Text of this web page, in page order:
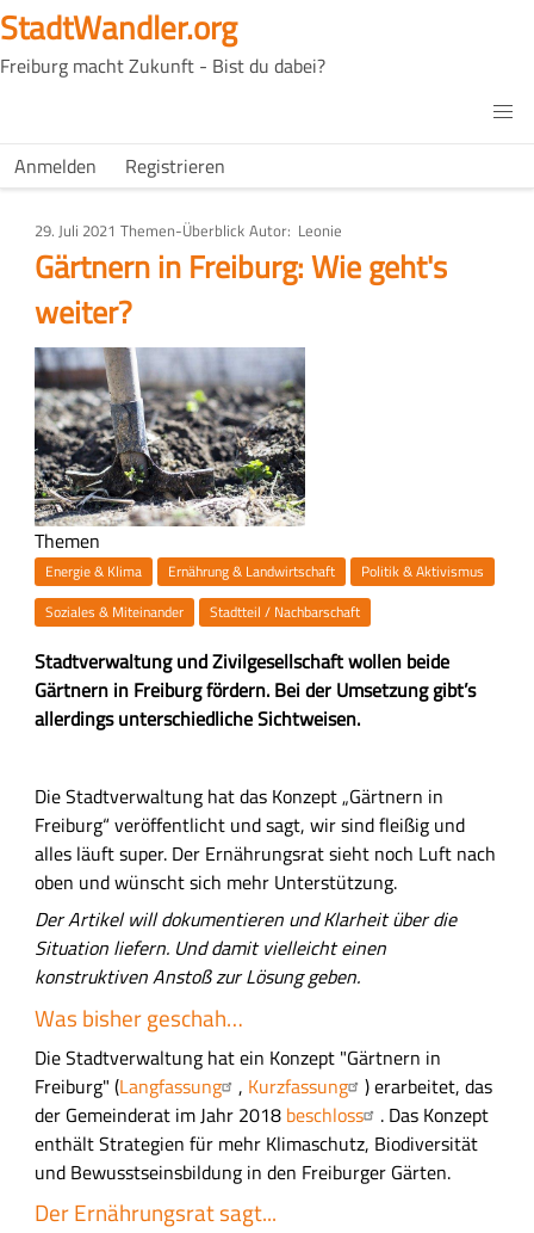
Direkt
zum
Inhalt
StadtWandler.org
Freiburg macht Zukunft - Bist du dabei?
Main
H4C
USER
Anmelden Registrieren
29. Juli 2021 Art
des
Artikels
Themen-Überblick Autor Leonie
Gärtnern in Freiburg: Wie geht's
weiter?
Bild
Themen
Energie & Klima Ernährung & Landwirtschaft
Politik & Aktivismus
Soziales & Miteinander
Stadtteil / Nachbarschaft
Z
u
s
m
e
n
f
a
s
s
u
n
g
Stadtverwaltung und Zivilgesellschaft wollen beide
Gärtnern in Freiburg fördern. Bei der Umsetzung gibt’s
allerdings unterschiedliche Sichtweisen.
a
u
p
t
I
n
h
a
l
t
s
f
e
l
d
Die Stadtverwaltung hat das Konzept „Gärtnern in
Freiburg“ veröffentlicht und sagt, wir sind fleißig und
alles läuft super. Der Ernährungsrat sieht noch Luft nach
oben und wünscht sich mehr Unterstützung.
Der Artikel will dokumentieren und Klarheit über die
Situation liefern. Und damit vielleicht einen
konstruktiven Anstoß zur Lösung geben.
Was bisher geschah…
Die Stadtverwaltung hat ein Konzept "Gärtnern in
Freiburg" (Langfassung , Kurzfassung ) erarbeitet, das
der Gemeinderat im Jahr 2018 beschloss
. Das Konzept
enthält Strategien für mehr Klimaschutz, Biodiversität
und Bewusstseinsbildung in den Freiburger Gärten.
Der Ernährungsrat sagt...